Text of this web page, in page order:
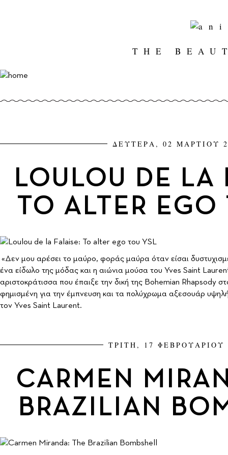
THE
ΔΕΥΤΕΡΑ, 02 ΜΑΡΤΙΟΥ
LOULOU DE LA
TO ALTER
«Δεν μου αρέσει το μαύρο, φοράς μαύρα όταν είσαι
ένα είδωλο της μόδας και η αιώνια μούσα του Yves Saint
αριστοκράτισσα που έπαιξε την δική της Bohemian Rhapsody
φημισμένη για την έμπνευση και τα πολύχρωμα αξεσουάρ
τον Yves Saint Laurent.
ΤΡΙΤΗ, 17 ΦΕΒΡΟΥΑΡΙΟΥ
CARMEN
BRAZILIAN